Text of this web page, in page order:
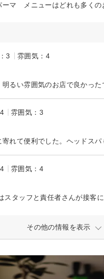
マ メニューはどれも多くの
3 雰囲気：4
雰囲気：3
雰囲気：4
その他の情報を表示